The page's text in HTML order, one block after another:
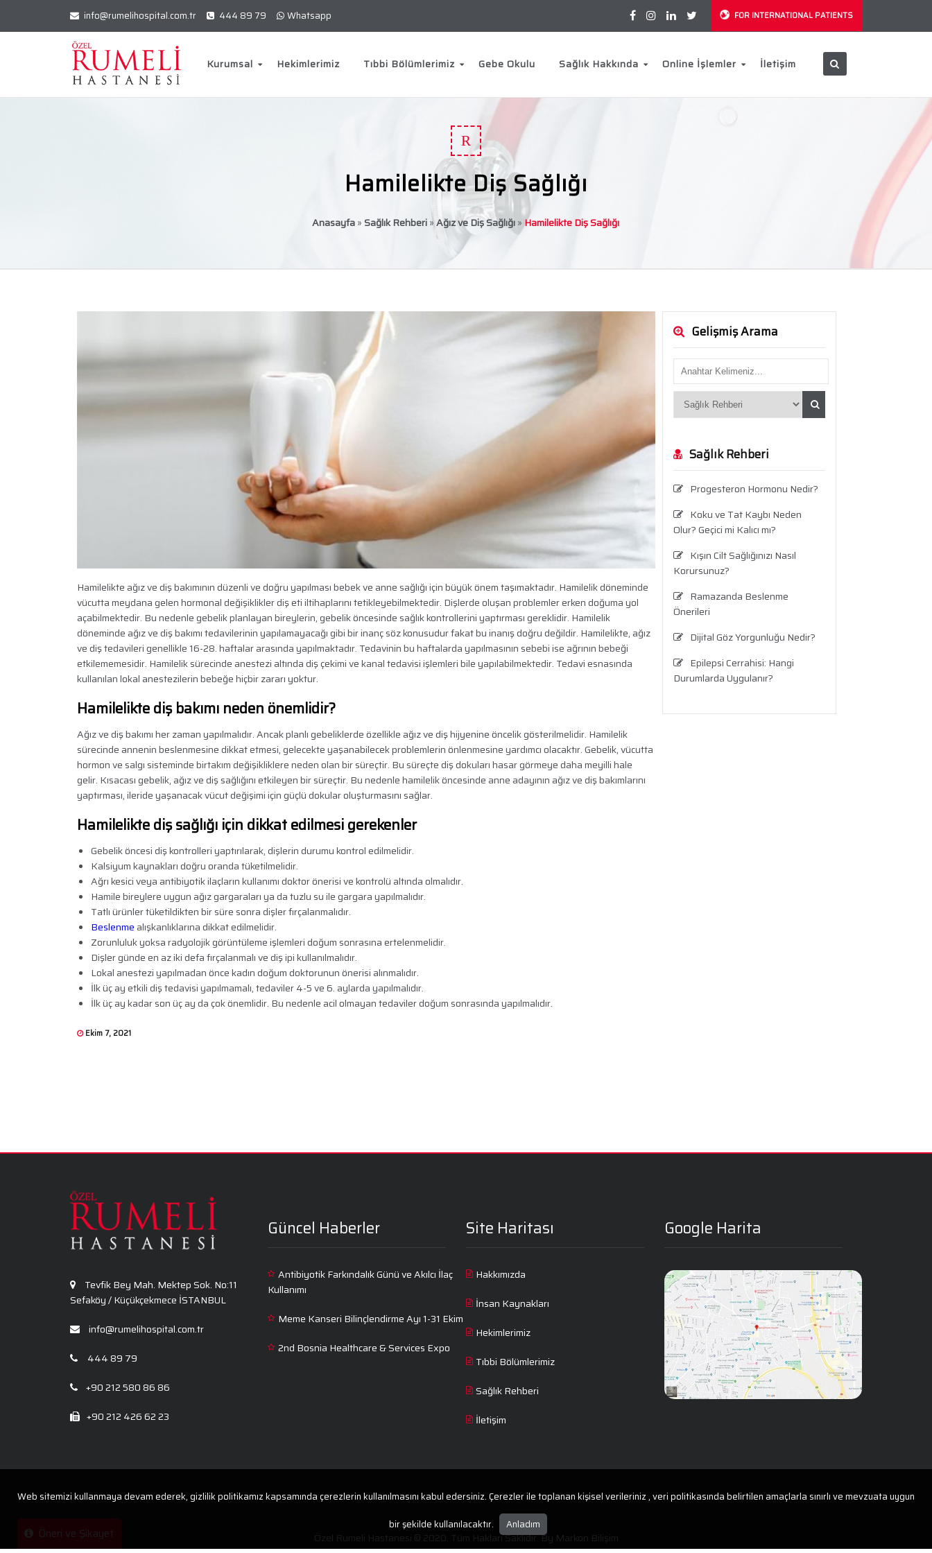
info@rumelihospital.com.tr 444 89 79 Whatsapp FOR INTERNATIONAL PATIENTS
Kurumsal Hekimlerimiz Tıbbi Bölümlerimiz Gebe Okulu Sağlık Hakkında Online İşlemler İletişim
R
Hamilelikte Diş Sağlığı
Anasayfa» Sağlık Rehberi»Ağız ve Diş Sağlığı» Hamilelikte Diş Sağlığı
Hamilelikte ağız ve diş bakımının düzenli ve doğru yapılması bebek ve anne sağlığı için büyük önem taşımaktadır. Hamilelik döneminde
vücutta meydana gelen hormonal değişiklikler diş eti iltihaplarını tetikleyebilmektedir. Dişlerde oluşan problemler erken doğuma yol
açabilmektedir. Bu nedenle gebelik planlayan bireylerin, gebelik öncesinde sağlık kontrollerini yaptırması gereklidir. Hamilelik
döneminde ağız ve diş bakımı tedavilerinin yapılamayacağı gibi bir inanç söz konusudur fakat bu inanış doğru değildir. Hamilelikte, ağız
ve diş tedavileri genellikle 16-28. haftalar arasında yapılmaktadır. Tedavinin bu haftalarda yapılmasının sebebi ise ağrının bebeği
etkilememesidir. Hamilelik sürecinde anestezi altında diş çekimi ve kanal tedavisi işlemleri bile yapılabilmektedir. Tedavi esnasında
kullanılan lokal anestezilerin bebeğe hiçbir zararı yoktur.
Hamilelikte diş bakımı neden önemlidir?
Ağız ve diş bakımı her zaman yapılmalıdır. Ancak planlı gebeliklerde özellikle ağız ve diş hijyenine öncelik gösterilmelidir. Hamilelik
sürecinde annenin beslenmesine dikkat etmesi, gelecekte yaşanabilecek problemlerin önlenmesine yardımcı olacaktır. Gebelik, vücutta
hormon ve salgı sisteminde birtakım değişikliklere neden olan bir süreçtir. Bu süreçte diş dokuları hasar görmeye daha meyilli hale
gelir. Kısacası gebelik, ağız ve diş sağlığını etkileyen bir süreçtir. Bu nedenle hamilelik öncesinde anne adayının ağız ve diş bakımlarını
yaptırması, ileride yaşanacak vücut değişimi için güçlü dokular oluşturmasını sağlar.
Hamilelikte diş sağlığı için dikkat edilmesi gerekenler
Gebelik öncesi diş kontrolleri yaptırılarak, dişlerin durumu kontrol edilmelidir.
Kalsiyum kaynakları doğru oranda tüketilmelidir.
Ağrı kesici veya antibiyotik ilaçların kullanımı doktor önerisi ve kontrolü altında olmalıdır.
Hamile bireylere uygun ağız gargaraları ya da tuzlu su ile gargara yapılmalıdır.
Tatlı ürünler tüketildikten bir süre sonra dişler fırçalanmalıdır.
Beslenme alışkanlıklarına dikkat edilmelidir.
Zorunluluk yoksa radyolojik görüntüleme işlemleri doğum sonrasına ertelenmelidir.
Dişler günde en az iki defa fırçalanmalı ve diş ipi kullanılmalıdır.
Lokal anestezi yapılmadan önce kadın doğum doktorunun önerisi alınmalıdır.
İlk üç ay etkili diş tedavisi yapılmamalı, tedaviler 4-5 ve 6. aylarda yapılmalıdır.
İlk üç ay kadar son üç ay da çok önemlidir. Bu nedenle acil olmayan tedaviler doğum sonrasında yapılmalıdır.
Ekim 7, 2021
Gelişmiş Arama
Sağlık Rehberi
Progesteron Hormonu Nedir?
Koku ve Tat Kaybı Neden
Olur? Geçici mi Kalıcı mı?
Kışın Cilt Sağlığınızı Nasıl
Korursunuz?
Ramazanda Beslenme
Önerileri
Dijital Göz Yorgunluğu Nedir?
Epilepsi Cerrahisi: Hangi
Durumlarda Uygulanır?
Zaman Ciddi Bir Durumdur?
Öneri ve Şikayet
Web sitemizi kullanmaya devam ederek, gizlilik politikamız kapsamında çerezlerin kullanılmasını kabul edersiniz. Çerezler ile toplanan kişisel verileriniz , veri politikasında belirtilen amaçlarla sınırlı ve mevzuata uygun
bir şekilde kullanılacaktır.
Anladım
Tevfik Bey Mah. Mektep Sok. No:11
Sefaköy / Küçükçekmece İSTANBUL
info@rumelihospital.com.tr
444 89 79
+90 212 580 86 86
+90 212 426 62 23
Güncel Haberler
Antibiyotik Farkındalık Günü ve Akılcı İlaç
Kullanımı
Meme Kanseri Bilinçlendirme Ayı 1-31 Ekim
2nd Bosnia Healthcare & Services Expo
Site Haritası
Hakkımızda
İnsan Kaynakları
Hekimlerimiz
Tıbbi Bölümlerimiz
Sağlık Rehberi
İletişim
Google Harita
Özel Rumeli Hastanesi © 2020. Tüm Hakları Saklıdır. By